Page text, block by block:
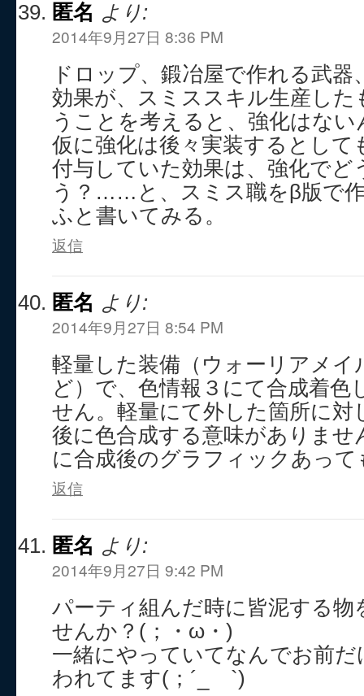
匿名 より:
2014年9月27日 8:36 PM
ドロップ、鍛冶屋で作れる武
効果が、スミススキル生産し
うことを考えると、強化はな
仮に強化は後々実装するとして
付与していた効果は、強化でど
う？……と、スミス職をβ版で
ふと書いてみる。
返信
匿名 より:
2014年9月27日 8:54 PM
軽量した装備（ウォーリアメ
ど）で、色情報３にて合成着色
せん。軽量にて外した箇所に対
後に色合成する意味がありませ
に合成後のグラフィックあっ
返信
匿名 より:
2014年9月27日 9:42 PM
パーティ組んだ時に皆泥する物
せんか？(；・ω・)
一緒にやっていてなんでお前
われてます(；´_ゝ`)